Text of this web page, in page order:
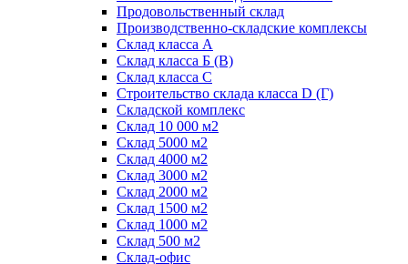
Продовольственный склад
Производственно-складские комплексы
Склад класса А
Склад класса Б (B)
Склад класса С
Строительство склада класса D (Г)
Складской комплекс
Склад 10 000 м2
Склад 5000 м2
Склад 4000 м2
Склад 3000 м2
Склад 2000 м2
Склад 1500 м2
Склад 1000 м2
Склад 500 м2
Склад-офис